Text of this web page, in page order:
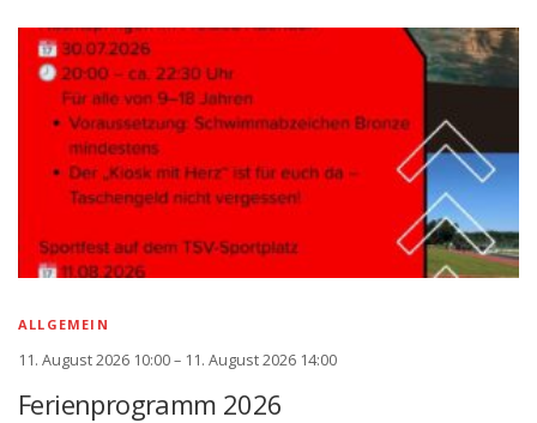
ALLGEMEIN
11. August 2026 10:00 – 11. August 2026 14:00
Ferienprogramm 2026